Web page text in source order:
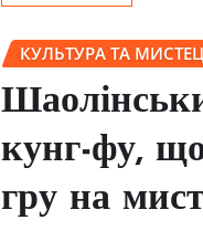
КУЛЬТУРА ТА
кунг-фу,
гру на